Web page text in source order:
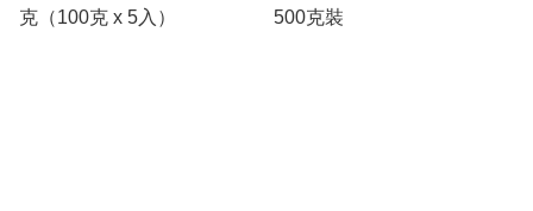
克（100克 x 5入）
500克裝